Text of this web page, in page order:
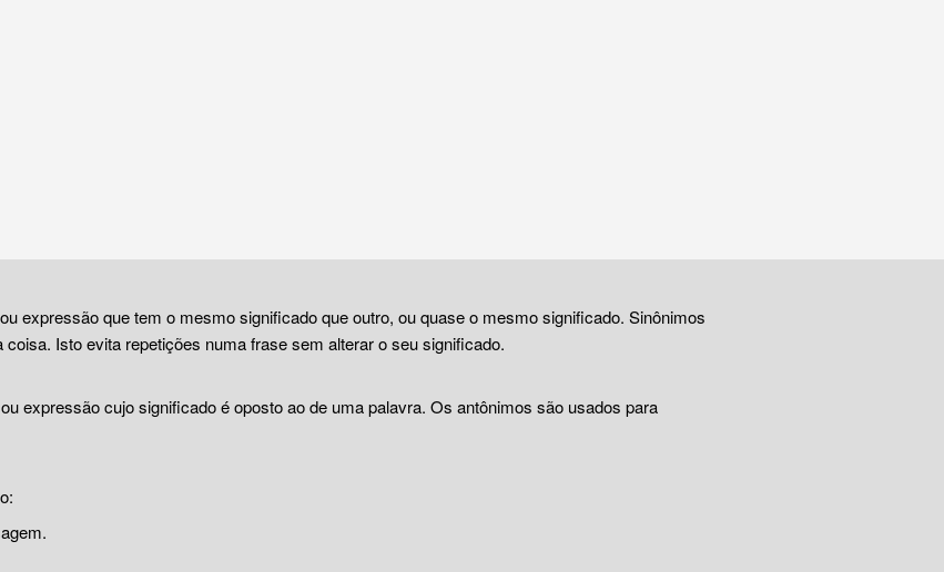
expressão que tem o mesmo significado que outro, ou quase o mesmo significado. Sinônimos
Isto evita repetições numa frase sem alterar o seu significado.
expressão cujo significado é oposto ao de uma palavra. Os antônimos são usados para